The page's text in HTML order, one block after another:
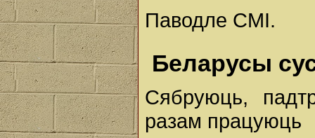
Паводле СМІ.
Беларусы
Сябруюць,
разам працуюць